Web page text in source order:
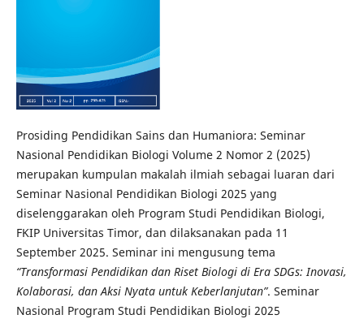
Prosiding Pendidikan Sains dan Humaniora: Seminar
Nasional Pendidikan Biologi Volume 2 Nomor 2 (2025)
merupakan kumpulan makalah ilmiah sebagai luaran dari
Seminar Nasional Pendidikan Biologi 2025 yang
diselenggarakan oleh Program Studi Pendidikan Biologi,
FKIP Universitas Timor, dan dilaksanakan pada 11
September 2025. Seminar ini mengusung tema
“Transformasi Pendidikan dan Riset Biologi di Era SDGs: Inovasi,
Kolaborasi, dan Aksi Nyata untuk Keberlanjutan”. Seminar
Nasional Program Studi Pendidikan Biologi 2025